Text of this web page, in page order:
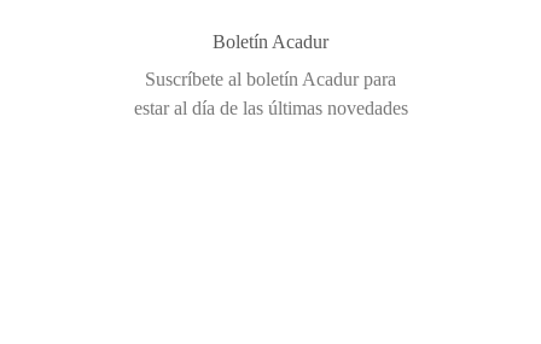
Boletín Acadur
Suscríbete al boletín Acadur para
estar al día de las últimas novedades